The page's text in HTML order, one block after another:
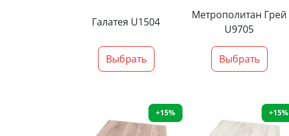
Галатея U1504
Выбрать
Метрополитан Грей
U9705
Выбрать
+15% +15%